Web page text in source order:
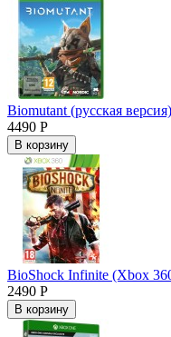
Biomutant (русская
4490 Р
В корзину
BioShock Infinite (Xbox
2490 Р
В корзину